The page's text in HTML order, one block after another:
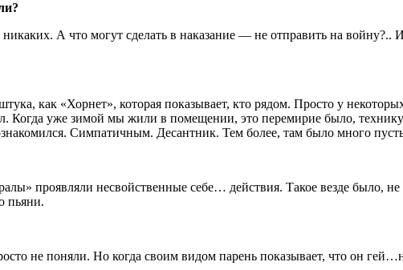
А что могут сделать в наказание — не отправить на
как «Хорнет», которая показывает, кто рядом. Просто у
Когда уже зимой мы жили в помещении, это перемирие было,
Симпатичным. Десантник. Тем более, там было много
проявляли несвойственные себе… действия. Такое везде было,
пьяни.
не поняли. Но когда своим видом парень показывает, что он